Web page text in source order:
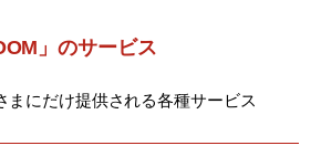
」のサービス
まにだけ提供される各種サービス